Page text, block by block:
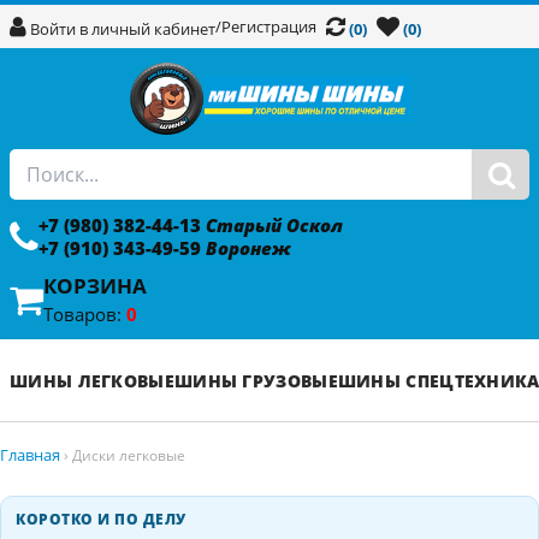
Войти в личный кабинет/Регистрация (0) (0)
+7 (980) 382-44-13 Старый Оскол
+7 (910) 343-49-59 Воронеж
КОРЗИНА
Товаров: 0
ШИНЫ ЛЕГКОВЫЕШИНЫ ГРУЗОВЫЕШИНЫ СПЕЦТЕХНИКА
Главная › Диски легковые
КОРОТКО И ПО ДЕЛУ